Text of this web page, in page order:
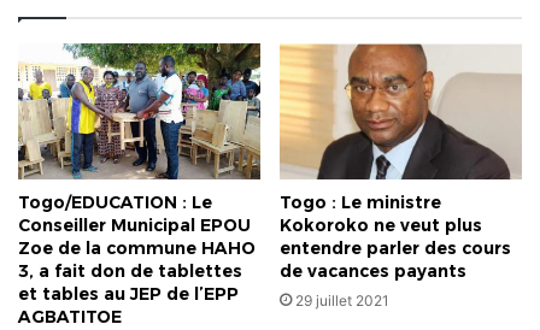
Togo/EDUCATION : Le
Conseiller Municipal EPOU
Zoe de la commune HAHO
3, a fait don de tablettes
et tables au JEP de l’EPP
AGBATITOE
Togo : Le ministre
Kokoroko ne veut plus
entendre parler des cours
de vacances payants
29 juillet 2021